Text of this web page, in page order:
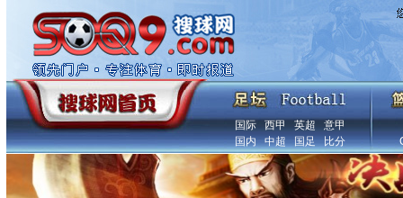
国际 西甲 英超
意甲
国内
中超 国足 比分